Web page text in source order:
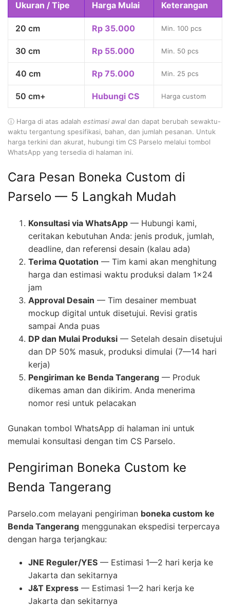
Ukuran / Tipe Harga Mulai Keterangan
20 cm Rp 35.000 Min. 100 pcs
30 cm Rp 55.000 Min. 50 pcs
40 cm Rp 75.000 Min. 25 pcs
50 cm+ Hubungi CS Harga custom
ⓘ Harga di atas adalah estimasi awal dan dapat berubah sewaktu-
waktu tergantung spesifikasi, bahan, dan jumlah pesanan. Untuk
harga terkini dan akurat, hubungi tim CS Parselo melalui tombol
WhatsApp yang tersedia di halaman ini.
Cara Pesan Boneka Custom di
Parselo — 5 Langkah Mudah
Konsultasi via WhatsApp — Hubungi kami,
ceritakan kebutuhan Anda: jenis produk, jumlah,
deadline, dan referensi desain (kalau ada)
Terima Quotation — Tim kami akan menghitung
harga dan estimasi waktu produksi dalam 1×24
jam
Approval Desain — Tim desainer membuat
mockup digital untuk disetujui. Revisi gratis
sampai Anda puas
DP dan Mulai Produksi — Setelah desain disetujui
dan DP 50% masuk, produksi dimulai (7—14 hari
kerja)
Pengiriman ke Benda Tangerang — Produk
dikemas aman dan dikirim. Anda menerima
nomor resi untuk pelacakan
Gunakan tombol WhatsApp di halaman ini untuk
memulai konsultasi dengan tim CS Parselo.
Pengiriman Boneka Custom ke
Benda Tangerang
Parselo.com melayani pengiriman boneka custom ke
Benda Tangerang menggunakan ekspedisi terpercaya
dengan harga terjangkau:
JNE Reguler/YES — Estimasi 1—2 hari kerja ke
Jakarta dan sekitarnya
J&T Express — Estimasi 1—2 hari kerja ke
Jakarta dan sekitarnya